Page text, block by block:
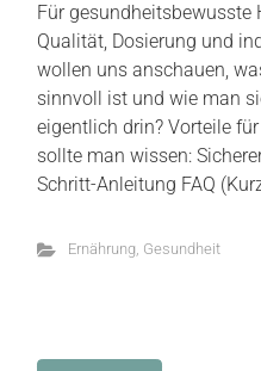
Für gesundheitsbewusste
Qualität, Dosierung und
wollen uns anschauen,
sinnvoll ist und wie man
eigentlich drin? Vorteile
sollte man wissen:
Schritt-Anleitung FAQ
Ernährung, Gesundheit